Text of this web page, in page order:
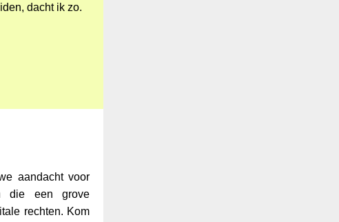
dacht ik zo.
aandacht voor
die een grove
rechten. Kom